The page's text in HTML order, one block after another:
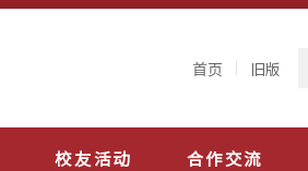
首页 旧版
校友活动 合作交流